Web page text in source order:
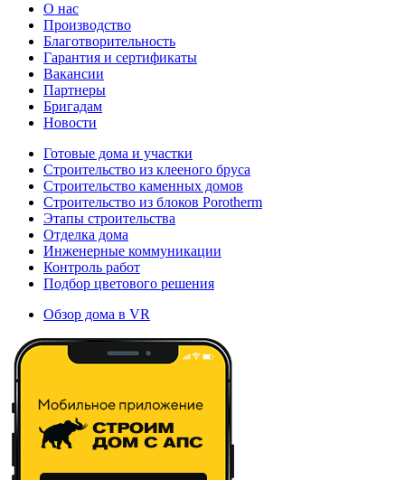
О нас
Производство
Благотворительность
Гарантия и сертификаты
Вакансии
Партнеры
Бригадам
Новости
Готовые дома и участки
Строительство из клееного бруса
Строительство каменных домов
Строительство из блоков Porotherm
Этапы строительства
Отделка дома
Инженерные коммуникации
Контроль работ
Подбор цветового решения
Обзор дома в VR